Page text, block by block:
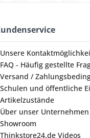
Unsere
FAQ - Häufig gestellte
Versand /
Schulen und öffentliche
Artikelzustände
Über unser Unternehmen
Showroom
Thinkstore24.de Videos